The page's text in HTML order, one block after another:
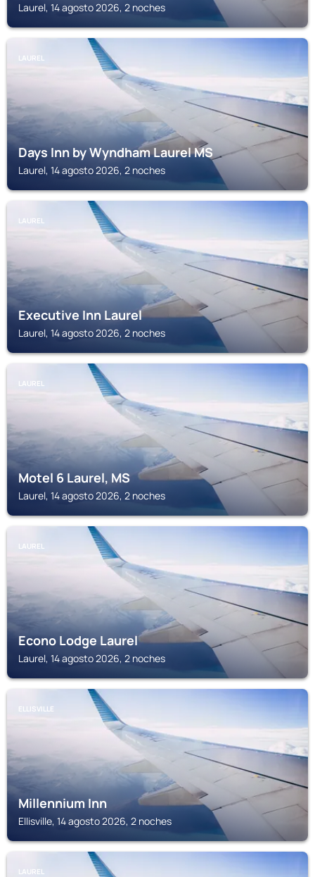
Laurel, 14 agosto 2026, 2 noches
LAUREL
Days Inn by Wyndham Laurel MS
Laurel, 14 agosto 2026, 2 noches
LAUREL
Executive Inn Laurel
Laurel, 14 agosto 2026, 2 noches
LAUREL
Motel 6 Laurel, MS
Laurel, 14 agosto 2026, 2 noches
LAUREL
Econo Lodge Laurel
Laurel, 14 agosto 2026, 2 noches
ELLISVILLE
Millennium Inn
Ellisville, 14 agosto 2026, 2 noches
LAUREL